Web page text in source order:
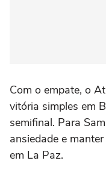
Com o empate, o
vitória simples em
semifinal. Para
ansiedade e
em La Paz.